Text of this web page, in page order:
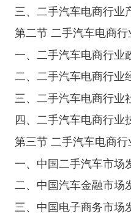
三、二手汽车电商行业
第二节 二手汽车电商
一、二手汽车电商行业
二、二手汽车电商行业
三、二手汽车电商行业
四、二手汽车电商行业
第三节 二手汽车电商
一、中国二手汽车市场
二、中国汽车金融市场
三、中国电子商务市场